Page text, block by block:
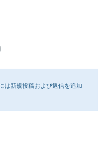
は新規投稿および返信を追加